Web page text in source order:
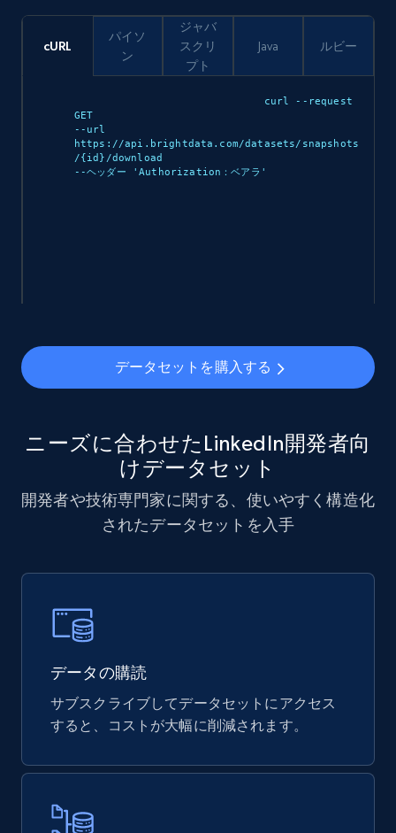
cURL
curl --request
GET
--url
https://api.brightdata.com/datasets/snapshots
/{id}/download
--ヘッダー 'Authorization：ベアラ '
パイソ
ン
ジャバ
スクリ
プト
Java ルビー
データセットを購入する
ニーズに合わせたLinkedIn開発者向
けデータセット
開発者や技術専門家に関する、使いやすく構造化
されたデータセットを入手
データの購読
サブスクライブしてデータセットにアクセス
すると、コストが大幅に削減されます。